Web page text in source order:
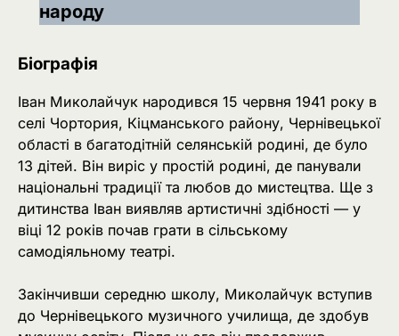
народу
Біографія
Іван Миколайчук народився 15 червня 1941 року в
селі Чортория, Кіцманського району, Чернівецької
області в багатодітній селянській родині, де було
13 дітей. Він виріс у простій родині, де панували
національні традиції та любов до мистецтва. Ще з
дитинства Іван виявляв артистичні здібності — у
віці 12 років почав грати в сільському
самодіяльному театрі.
Закінчивши середню школу, Миколайчук вступив
до Чернівецького музичного училища, де здобув